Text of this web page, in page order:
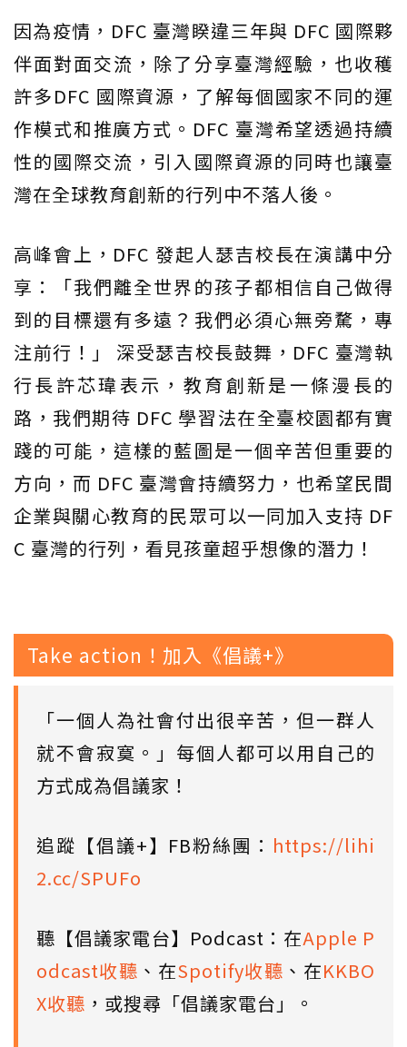
因為疫情，DFC 臺灣睽違三年與 DFC 國際夥
伴面對面交流，除了分享臺灣經驗，也收穫
許多DFC 國際資源，了解每個國家不同的運
作模式和推廣方式。DFC 臺灣希望透過持續
性的國際交流，引入國際資源的同時也讓臺
灣在全球教育創新的行列中不落人後。
高峰會上，DFC 發起人瑟吉校長在演講中分
享：「我們離全世界的孩子都相信自己做得
到的目標還有多遠？我們必須心無旁騖，專
注前行！」 深受瑟吉校長鼓舞，DFC 臺灣執
行長許芯瑋表示，教育創新是一條漫長的
路，我們期待 DFC 學習法在全臺校園都有實
踐的可能，這樣的藍圖是一個辛苦但重要的
方向，而 DFC 臺灣會持續努力，也希望民間
企業與關心教育的民眾可以一同加入支持 DF
C 臺灣的行列，看見孩童超乎想像的潛力！
Take action！加入《倡議+》
「一個人為社會付出很辛苦，但一群人
就不會寂寞。」每個人都可以用自己的
方式成為倡議家！
追蹤【倡議+】FB粉絲團： https://lihi
2.cc/SPUFo
聽【倡議家電台】Podcast：在Apple P
odcast收聽 、在Spotify收聽 、在KKBO
X收聽 ，或搜尋「倡議家電台」。